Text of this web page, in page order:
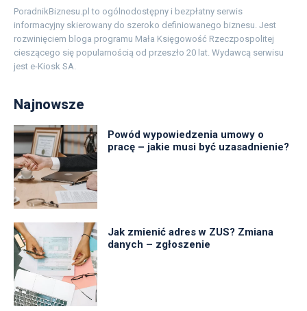
PoradnikBiznesu.pl to ogólnodostępny i bezpłatny serwis
informacyjny skierowany do szeroko definiowanego biznesu. Jest
rozwinięciem bloga programu Mała Księgowość Rzeczpospolitej
cieszącego się popularnością od przeszło 20 lat. Wydawcą serwisu
jest e-Kiosk SA.
Najnowsze
Powód wypowiedzenia umowy o
pracę – jakie musi być uzasadnienie?
Jak zmienić adres w ZUS? Zmiana
danych – zgłoszenie